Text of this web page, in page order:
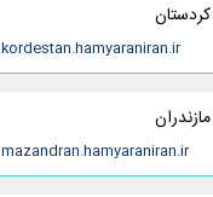
كردستان
kordestan.hamyaraniran.ir
مازندران
mazandran.hamyaraniran.ir